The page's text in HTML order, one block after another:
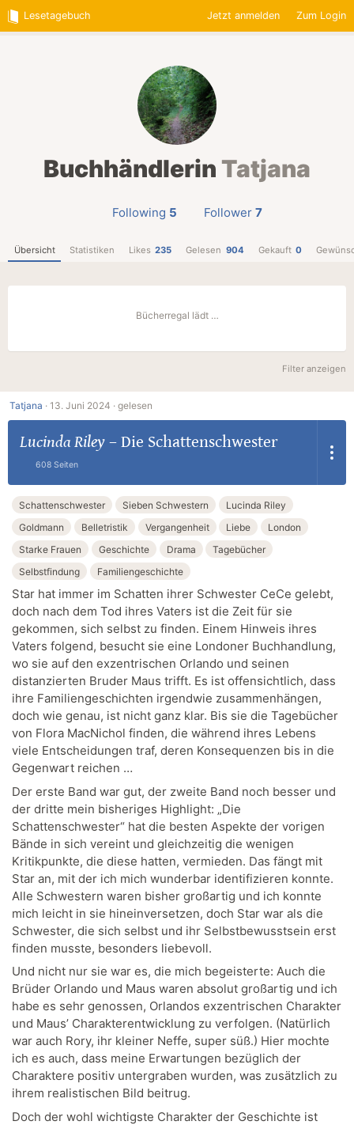
Lesetagebuch Jetzt anmelden Zum Login
Buchhändlerin Tatjana
Following 5 Follower 7
Übersicht Statistiken Likes 235 Gelesen 904 Gekauft 0
Bücherregal lädt …
Filter anzeigen
Tatjana · 13. Juni 2024 · gelesen
Lucinda Riley– Die Schattenschwester
608 Seiten
Schattenschwester Sieben Schwestern
Lucinda Riley
Goldmann
Belletristik Vergangenheit Liebe
London
Starke Frauen
Geschichte Drama
Tagebücher
Selbstfindung
Familiengeschichte
Star hat immer im Schatten ihrer Schwester CeCe gelebt,
doch nach dem Tod ihres Vaters ist die Zeit für sie
gekommen, sich selbst zu finden. Einem Hinweis ihres
Vaters folgend, besucht sie eine Londoner Buchhandlung,
wo sie auf den exzentrischen Orlando und seinen
distanzierten Bruder Maus trifft. Es ist offensichtlich, dass
ihre Familiengeschichten irgendwie zusammenhängen,
doch wie genau, ist nicht ganz klar. Bis sie die Tagebücher
von Flora MacNichol finden, die während ihres Lebens
viele Entscheidungen traf, deren Konsequenzen bis in die
Gegenwart reichen …
Der erste Band war gut, der zweite Band noch besser und
der dritte mein bisheriges Highlight: „Die
Schattenschwester“ hat die besten Aspekte der vorigen
Bände in sich vereint und gleichzeitig die wenigen
Kritikpunkte, die diese hatten, vermieden. Das fängt mit
Star an, mit der ich mich wunderbar identifizieren konnte.
Alle Schwestern waren bisher großartig und ich konnte
mich leicht in sie hineinversetzen, doch Star war als die
Schwester, die sich selbst und ihr Selbstbewusstsein erst
finden musste, besonders liebevoll.
Und nicht nur sie war es, die mich begeisterte: Auch die
Brüder Orlando und Maus waren absolut großartig und ich
habe es sehr genossen, Orlandos exzentrischen Charakter
und Maus’ Charakterentwicklung zu verfolgen. (Natürlich
war auch Rory, ihr kleiner Neffe, super süß.) Hier mochte
ich es auch, dass meine Erwartungen bezüglich der
Charaktere positiv untergraben wurden, was zusätzlich zu
ihrem realistischen Bild beitrug.
Doch der wohl wichtigste Charakter der Geschichte ist